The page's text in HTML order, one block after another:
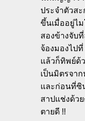
ประจำตัวส
ขึ้นเมื่ออยู่ไ
สองข้างจับ
จ้องมองไป
แล้วก็ทิพย์ด้
เป็นมิตรจา
และก่อนที่ซิ
สาปแช่งด้ว
ตายดี !!